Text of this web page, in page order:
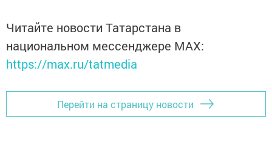
Читайте новости Татарстана в
национальном мессенджере MАХ:
https://max.ru/tatmedia
Перейти на страницу новости